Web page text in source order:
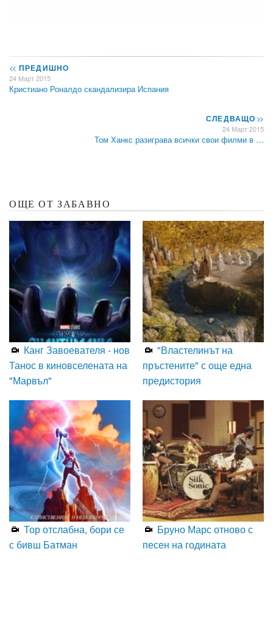
<< ПРЕДИШНО
24 Март 2015
Кристиано Роналдо скандализира Испания
СЛЕДВАЩО>>
24 Март 2015
Том Ханкс разиграва всички свои филми в …
ОЩЕ ОТ ЗАБАВНО
Канг Завоевателя - нов
Танос в киновселената на
"Марвъл"
"Властелинът на
пръстените" с още една
предистория
Тор отслабна, бори се
с бивш Батман
Бруно Марс отново с
песен на годината